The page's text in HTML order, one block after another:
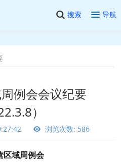
搜索 导航
例会会议纪要
）
浏览次数: 586
区域周例会